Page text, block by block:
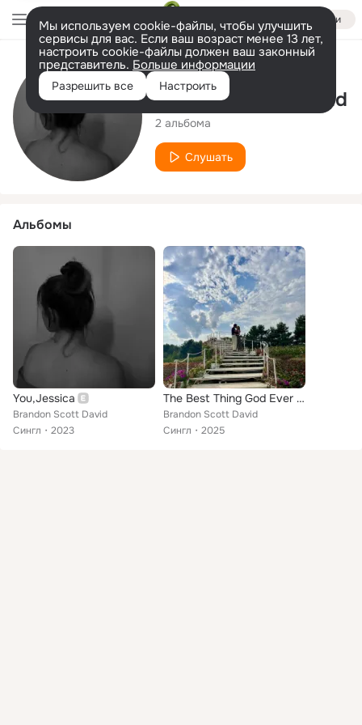
Войти
Мы используем cookie-файлы, чтобы улучшить
сервисы для вас. Если ваш возраст менее 13 лет,
настроить cookie-файлы должен ваш законный
представитель. Больше информации
Разрешить все Настроить
Исполнитель
Brandon Scott David
2 альбома
Слушать
Альбомы
You,Jessica
Brandon Scott David
Сингл
2023
The Best Thing God Ever Made
Brandon Scott David
Сингл
2025